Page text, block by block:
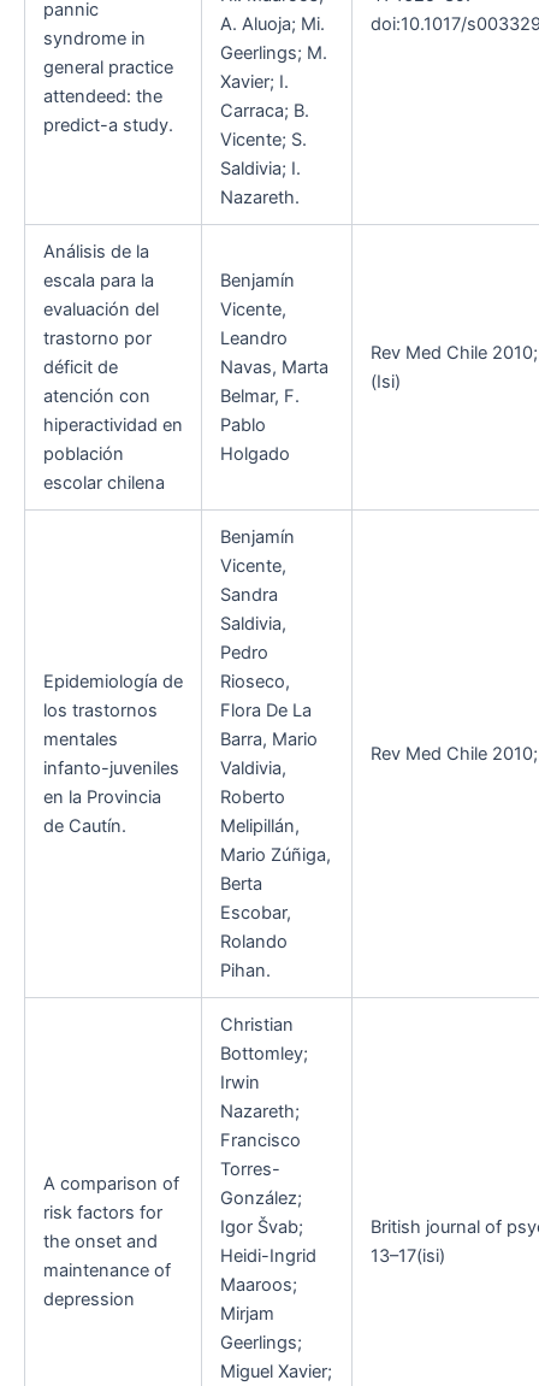
pannic
syndrome in
general practice
attendeed: the
predict-a study.
A. Aluoja; Mi.
Geerlings; M.
Xavier; I.
Carraca; B.
Vicente; S.
Saldivia; I.
Nazareth.
doi:10.1017/
Análisis de la
escala para la
evaluación del
trastorno por
déficit de
atención con
hiperactividad en
población
escolar chilena
Benjamín
Vicente,
Leandro
Navas, Marta
Belmar, F.
Pablo
Holgado
Rev Med Chile
(Isi)
Epidemiología de
los trastornos
mentales
infanto-juveniles
en la Provincia
de Cautín.
Benjamín
Vicente,
Sandra
Saldivia,
Pedro
Rioseco,
Flora De La
Barra, Mario
Valdivia,
Roberto
Melipillán,
Mario Zúñiga,
Berta
Escobar,
Rolando
Pihan.
Rev Med Chile
A comparison of
risk factors for
the onset and
maintenance of
depression
Christian
Bottomley;
Irwin
Nazareth;
Francisco
Torres-
González;
Igor Švab;
Heidi-Ingrid
Maaroos;
Mirjam
Geerlings;
Miguel Xavier;
British journal of
13–17(isi)